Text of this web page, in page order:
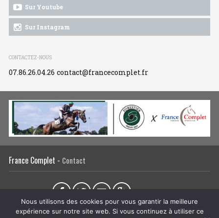
Sur Youtube
Sur Instagram
CONTACTEZ-NOUS
07.86.26.04.26 contact@francecomplet.fr
France Complet - Contact
L’association Actualités Tous les évènements Liens utiles
Nous utilisons des cookies pour vous garantir la meilleure
expérience sur notre site web. Si vous continuez à utiliser ce